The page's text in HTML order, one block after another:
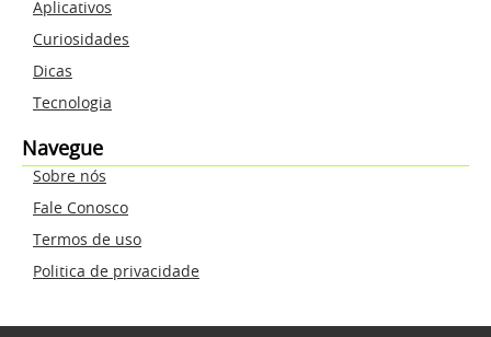
Aplicativos
Curiosidades
Dicas
Tecnologia
Navegue
Sobre nós
Fale Conosco
Termos de uso
Politica de privacidade